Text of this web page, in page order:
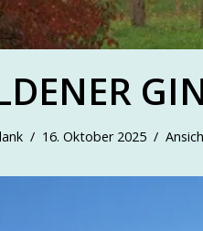
16. Oktober 2025